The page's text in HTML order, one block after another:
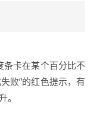
条卡在某个百分比不
败”的红色提示，有
。